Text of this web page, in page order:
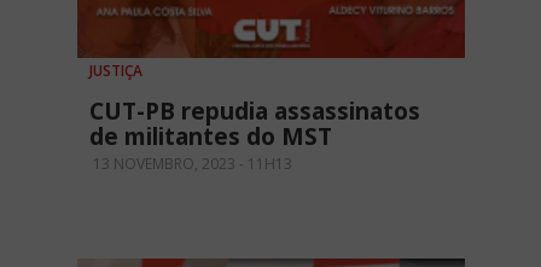
JUSTIÇA
CUT-PB repudia assassinatos
de militantes do MST
13 NOVEMBRO, 2023 - 11H13